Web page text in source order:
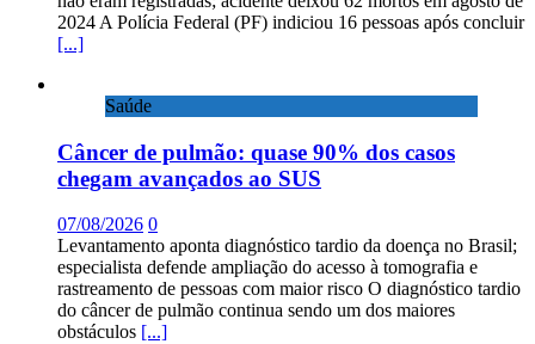
2024 A Polícia Federal (PF) indiciou 16 pessoas após concluir
[...]
Saúde
Câncer de pulmão: quase 90% dos casos
chegam avançados ao SUS
07/08/2026 0
Levantamento aponta diagnóstico tardio da doença no Brasil;
especialista defende ampliação do acesso à tomografia e
rastreamento de pessoas com maior risco O diagnóstico tardio
do câncer de pulmão continua sendo um dos maiores
obstáculos [...]